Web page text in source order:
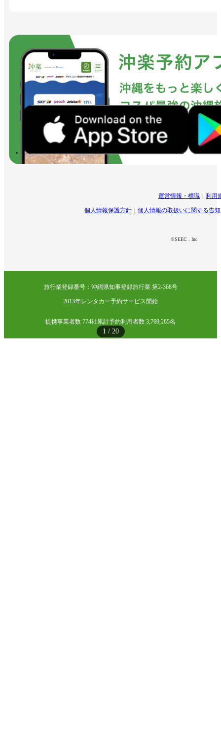
1 / 20
運営情報・標識 利用
個人情報保護方針 個人情報の取扱いに関する告
©SEEC . Inc
旅行業登録番号：沖縄県知事登録旅行業 第2-368号
2013年レンタカー予約サービス開始
提携事業者数 774社累計予約利用者数 3,769,265名